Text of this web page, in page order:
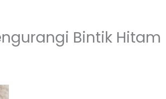
Bintik Hitam